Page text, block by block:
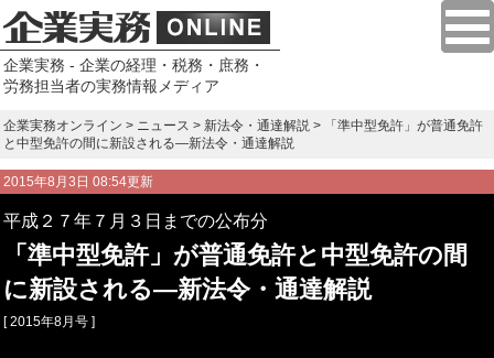
企業実務 - 企業の経理・税務・庶務・
労務担当者の実務情報メディア
企業実務オンライン > ニュース > 新法令・通達解説 > 「準中型免許」が普通免許
と中型免許の間に新設される―新法令・通達解説
2015年8月3日 08:54更新
平成２７年７月３日までの公布分
「準中型免許」が普通免許と中型免許の間
に新設される―新法令・通達解説
[ 2015年8月号 ]